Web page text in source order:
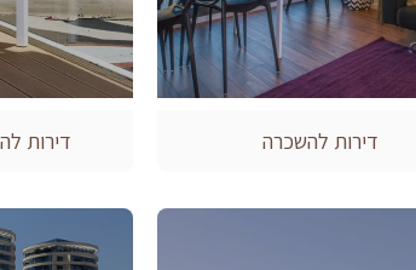
דירות להשכרה דירות